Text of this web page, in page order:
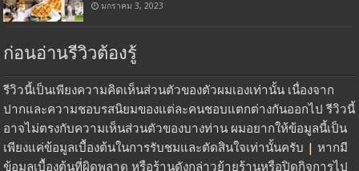
มกราคม 3, 2023
ก่อนอ่านรีวิวต้องรู้
รีวิวนี้เป็นเพียงความคิดเห็นส่วนตัวของตัวผมเองเท่านั้น เนื่องจาก
ปากและความชอบรสนิยมของแต่ละคนชอบแตกต่างกันออกไป รีวิวนี้
อาจไม่ตรงกับความเห็นส่วนตัวของบางท่าน ผมอยากให้ข้อมูลนี้เป็น
เพียงแค่ข้อมูลเบื้องต้นในการรับชมและตัดสินใจเท่านั้นครับ | หากมี
ข้อมูลเบื้องต้นที่ผิดพลาด หรือร้านดังกล่าวย้ายร้านหรือปิดกิจการไป